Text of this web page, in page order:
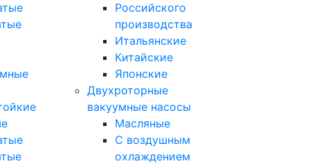
Российского
производства
Итальянские
Китайские
Японские
Двухроторные
вакуумные насосы
Масляные
C воздушным
охлаждением